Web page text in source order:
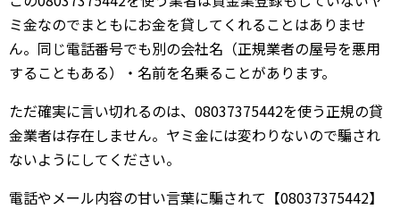
ミ金なのでまともにお金を貸してくれることはありませ
ん。同じ電話番号でも別の会社名（正規業者の屋号を悪用
することもある）・名前を名乗ることがあります。
ただ確実に言い切れるのは、08037375442を使う正規の貸
金業者は存在しません。ヤミ金には変わりないので騙され
ないようにしてください。
電話やメール内容の甘い言葉に騙されて【08037375442】